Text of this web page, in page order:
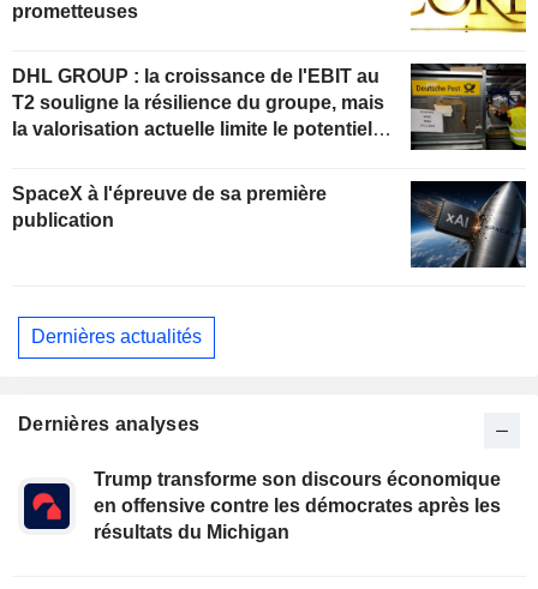
prometteuses
DHL GROUP : la croissance de l'EBIT au
T2 souligne la résilience du groupe, mais
la valorisation actuelle limite le potentiel
SpaceX à l'épreuve de sa première
publication
Dernières actualités
Dernières analyses
Trump transforme son discours économique
en offensive contre les démocrates après les
résultats du Michigan